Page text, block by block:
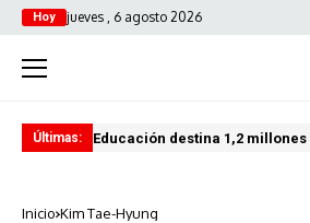
Hoy jueves , 6 agosto 2026
Últimas: Educación destina 1,2
Inicio Kim Tae-Hyung